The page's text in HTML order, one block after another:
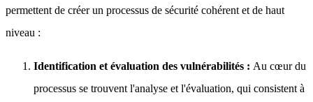
permettent de créer un processus de sécurité cohérent et de haut
niveau :
Identification et évaluation des vulnérabilités : Au cœur du
processus se trouvent l'analyse et l'évaluation, qui consistent à